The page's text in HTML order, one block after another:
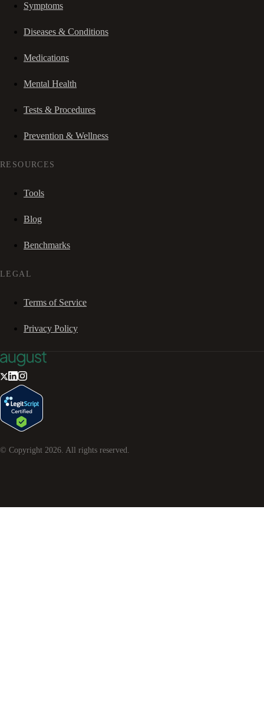
Symptoms
Diseases & Conditions
Medications
Mental Health
Tests & Procedures
Prevention & Wellness
RESOURCES
Tools
Blog
Benchmarks
LEGAL
Terms of Service
Privacy Policy
© Copyright 2026 . All rights reserved.